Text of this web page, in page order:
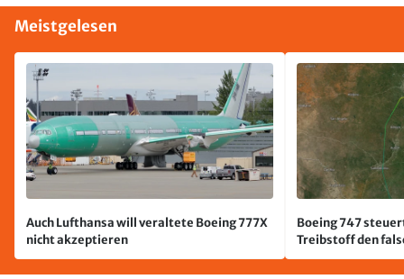
Meistgelesen
Auch Lufthansa will veraltete Boeing 777X
nicht akzeptieren
Boeing 747
Treibstoff den